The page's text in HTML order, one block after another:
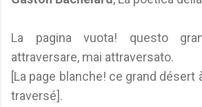
La pagina vuota! questo
attraversare, mai attraversato.
[La page blanche! ce grand désert
traversé].